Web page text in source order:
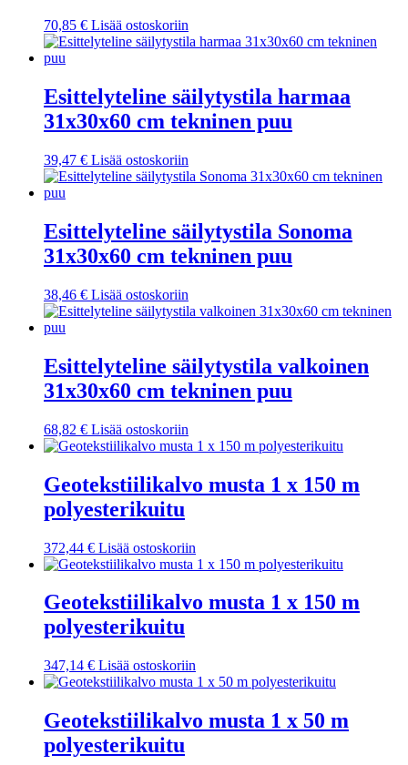
70,85 € Lisää ostoskoriin
Esittelyteline säilytystila harmaa
31x30x60 cm tekninen puu
39,47 € Lisää ostoskoriin
Esittelyteline säilytystila Sonoma
31x30x60 cm tekninen puu
38,46 € Lisää ostoskoriin
Esittelyteline säilytystila valkoinen
31x30x60 cm tekninen puu
68,82 € Lisää ostoskoriin
Geotekstiilikalvo musta 1 x 150 m
polyesterikuitu
372,44 € Lisää ostoskoriin
Geotekstiilikalvo musta 1 x 150 m
polyesterikuitu
347,14 € Lisää ostoskoriin
Geotekstiilikalvo musta 1 x 50 m
polyesterikuitu